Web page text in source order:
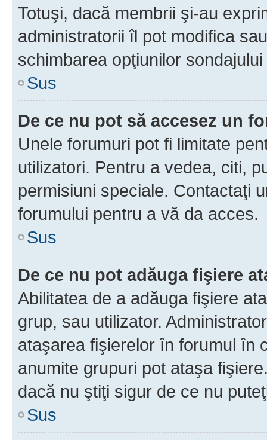
Totuşi, dacă membrii şi-au
administratorii îl pot modifica
schimbarea opţiunilor
Sus
De ce nu pot să accesez un
Unele forumuri pot fi limitate
utilizatori. Pentru a vedea, citi,
permisiuni speciale. Contactaţi
forumului pentru a vă da acces.
Sus
De ce nu pot adăuga fişiere
Abilitatea de a adăuga fişiere
grup, sau utilizator.
ataşarea fişierelor în forumul în
anumite grupuri pot ataşa
dacă nu ştiţi sigur de ce nu
Sus